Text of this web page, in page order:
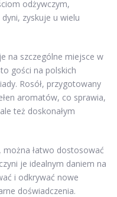
odżywczym,
zyskuje u wielu
na szczególne miejsce w
gości na polskich
Rosół, przygotowany
aromatów, co sprawia,
też doskonałym
można łatwo dostosować
je idealnym daniem na
i odkrywać nowe
doświadczenia.